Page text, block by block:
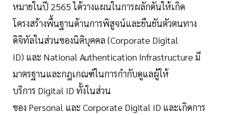
หมายในปี 2565 ได้วางแผนในการผลักดันให้เกิด
โครงสร้างพื้นฐานด้านการพิสูจน์และยืนยันตัวตนทาง
ดิจิทัลในส่วนของนิติบุคคล (Corporate Digital
ID) และ National Authentication Infrastructure มี
มาตรฐานและกฎเกณฑ์ในการกำกับดูแลผู้ให้
บริการ Digital ID ทั้งในส่วน
ของ Personal และ Corporate Digital ID และเกิดการ